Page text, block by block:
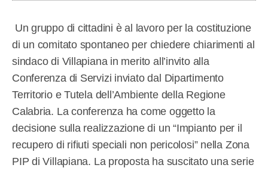
Un gruppo di cittadini è al lavoro per la costituzione
di un comitato spontaneo per chiedere chiarimenti al
sindaco di Villapiana in merito all’invito alla
Conferenza di Servizi inviato dal Dipartimento
Territorio e Tutela dell’Ambiente della Regione
Calabria. La conferenza ha come oggetto la
decisione sulla realizzazione di un “Impianto per il
recupero di rifiuti speciali non pericolosi” nella Zona
PIP di Villapiana. La proposta ha suscitato una serie